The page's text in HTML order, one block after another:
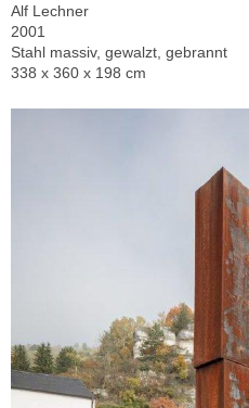
Alf Lechner
2001
Stahl massiv, gewalzt, gebrannt
338 x 360 x 198 cm